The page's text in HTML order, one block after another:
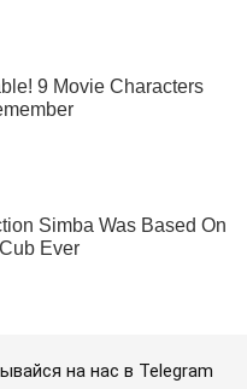
на нас в Telegram